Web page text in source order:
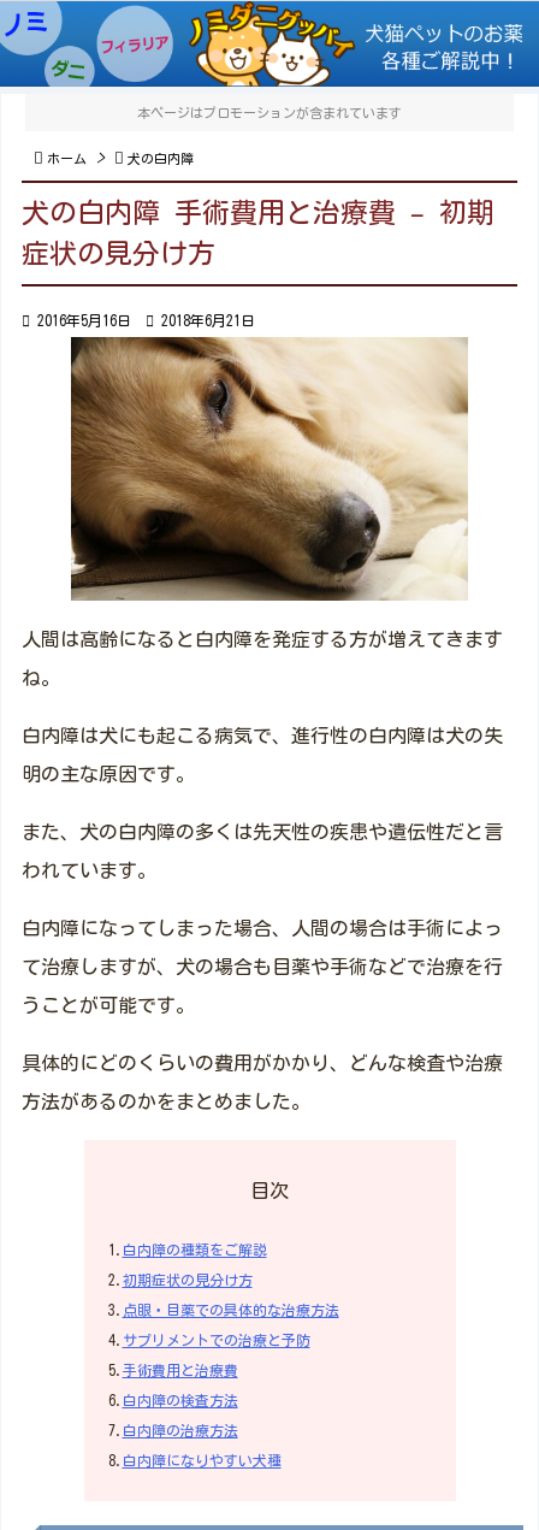

メニュ

本ページはプロモーションが含まれています
 ホーム >  犬の白内障
犬の白内障 手術費用と治療費 – 初期
症状の見分け方
 2016年5月16日  2018年6月21日
人間は高齢になると白内障を発症する方が増えてきます
ね。
白内障は犬にも起こる病気で、進行性の白内障は犬の失
明の主な原因です。
また、犬の白内障の多くは先天性の疾患や遺伝性だと言
われています。
白内障になってしまった場合、人間の場合は手術によっ
て治療しますが、犬の場合も目薬や手術などで治療を行
うことが可能です。
具体的にどのくらいの費用がかかり、どんな検査や治療
方法があるのかをまとめました。
目次
1. 白内障の種類をご解説
2. 初期症状の見分け方
3. 点眼・目薬での具体的な治療方法
4. サプリメントでの治療と予防
5. 手術費用と治療費
6. 白内障の検査方法
7. 白内障の治療方法
8. 白内障になりやすい犬種